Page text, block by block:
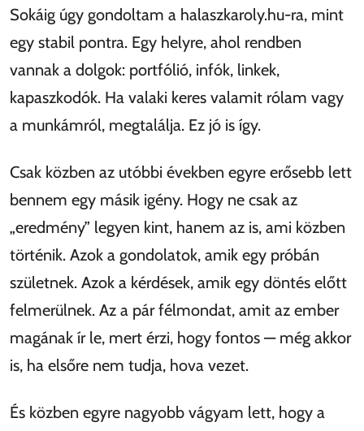
Sokáig úgy gondoltam a halaszkaroly.hu-ra, mint
egy stabil pontra. Egy helyre, ahol rendben
vannak a dolgok: portfólió, infók, linkek,
kapaszkodók. Ha valaki keres valamit rólam vagy
a munkámról, megtalálja. Ez jó is így.
Csak közben az utóbbi években egyre erősebb lett
bennem egy másik igény. Hogy ne csak az
eredmény legyen kint, hanem az is, ami közben
történik. Azok a gondolatok, amik egy próbán
születnek. Azok a kérdések, amik egy döntés előtt
felmerülnek. Az a pár félmondat, amit az ember
magának ír le, mert érzi, hogy fontos — még akkor
is, ha elsőre nem tudja, hova vezet.
És közben egyre nagyobb vágyam lett, hogy a